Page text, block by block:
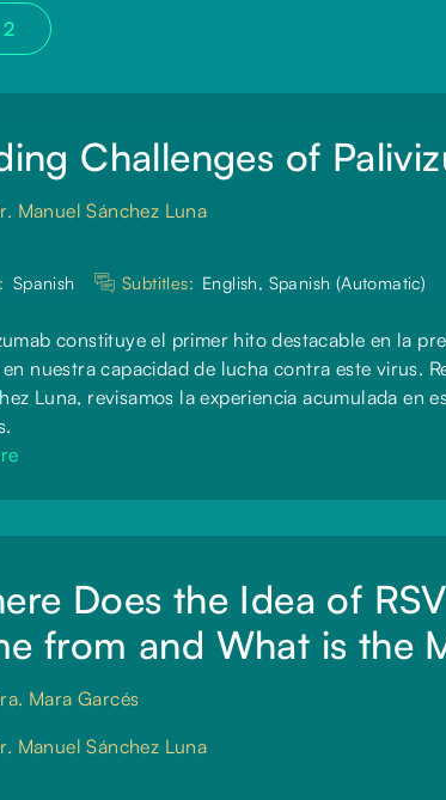
Challenges of
Manuel Sánchez Luna
Spanish Subtitles: English, Spanish (Automatic)
constituye el primer hito destacable en la
nuestra capacidad de lucha contra este virus.
Luna, revisamos la experiencia acumulada en
Does the Idea of
from and What is the
Mara Garcés
Manuel Sánchez Luna